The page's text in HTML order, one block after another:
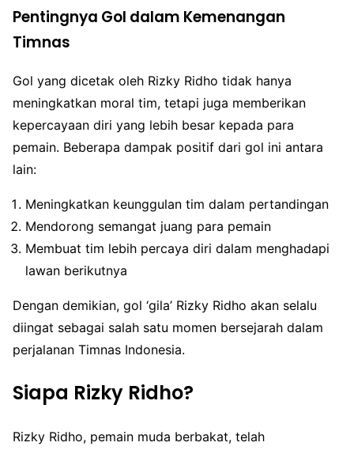
Pentingnya Gol dalam Kemenangan
Timnas
Gol yang dicetak oleh Rizky Ridho tidak hanya
meningkatkan moral tim, tetapi juga memberikan
kepercayaan diri yang lebih besar kepada para
pemain. Beberapa dampak positif dari gol ini antara
lain:
Meningkatkan keunggulan tim dalam pertandingan
Mendorong semangat juang para pemain
Membuat tim lebih percaya diri dalam menghadapi
lawan berikutnya
Dengan demikian, gol ‘gila’ Rizky Ridho akan selalu
diingat sebagai salah satu momen bersejarah dalam
perjalanan Timnas Indonesia.
Siapa Rizky Ridho?
Rizky Ridho, pemain muda berbakat, telah